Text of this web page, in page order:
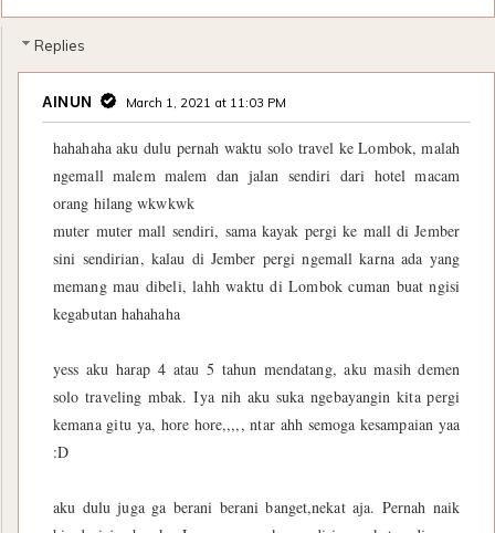
Replies
AINUN March 1, 2021 at 11:03 PM
hahahaha aku dulu pernah waktu solo travel ke Lombok, malah
ngemall malem malem dan jalan sendiri dari hotel macam
orang hilang wkwkwk
muter muter mall sendiri, sama kayak pergi ke mall di Jember
sini sendirian, kalau di Jember pergi ngemall karna ada yang
memang mau dibeli, lahh waktu di Lombok cuman buat ngisi
kegabutan hahahaha
yess aku harap 4 atau 5 tahun mendatang, aku masih demen
solo traveling mbak. Iya nih aku suka ngebayangin kita pergi
kemana gitu ya, hore hore,,,,, ntar ahh semoga kesampaian yaa
:D
aku dulu juga ga berani berani banget,nekat aja. Pernah naik